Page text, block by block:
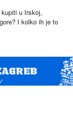
u Irskoj,
I kolko ih je to